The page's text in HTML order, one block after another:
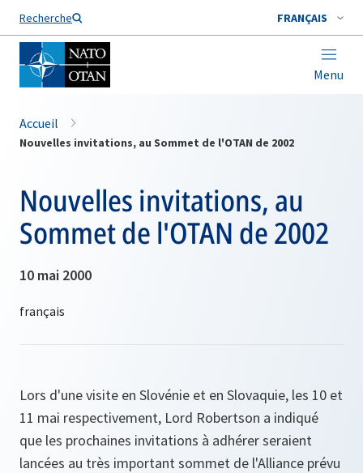
Recherche FRANÇAIS
Menu
Nom de famille*
Accueil
Nouvelles invitations, au Sommet de l'OTAN de 2002
Nouvelles invitations, au
Sommet de l'OTAN de 2002
10 mai 2000
Lors d'une visite en Slovénie et en Slovaquie, les 10 et
11 mai respectivement, Lord Robertson a indiqué
que les prochaines invitations à adhérer seraient
lancées au très important sommet de l'Alliance prévu